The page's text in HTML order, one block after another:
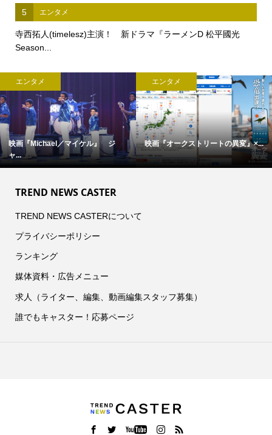
5 エンタメ
寺西拓人(timelesz)主演！ 新ドラマ『ラーメンD 松平國光
Season...
エンタメ
映画『Michael／マイケル』 ジ
ャ...
エンタメ
映画『オークストリートの異変』×...
TREND NEWS CASTER
TREND NEWS CASTERについて
プライバシーポリシー
ランキング
媒体資料・広告メニュー
求人（ライター、編集、動画編集スタッフ募集）
誰でもキャスター！応募ページ